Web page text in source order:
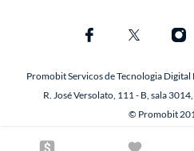
Promobit Servicos de Tecnologia
R. José Versolato, 111 - B, sala
© Promobit